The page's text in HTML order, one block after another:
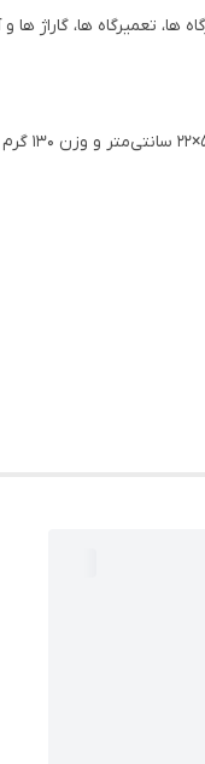
تعمیرگاه ها، گاراژ ها